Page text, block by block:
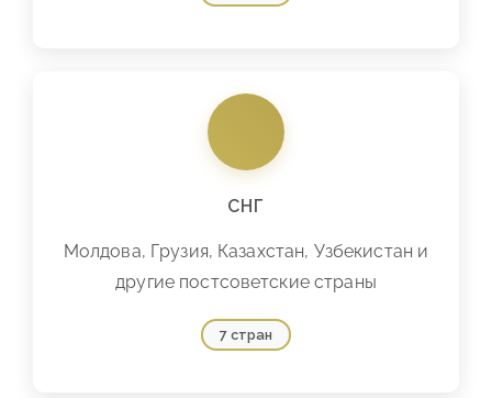
СНГ
Молдова, Грузия, Казахстан, Узбекистан и
другие постсоветские страны
7 стран